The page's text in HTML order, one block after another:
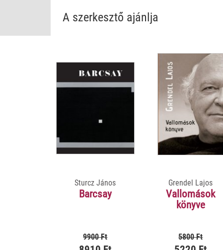
A szerkesztő ajánlja
Sturcz János
Barcsay
9900 Ft
Grendel Lajos
Vallomások
könyve
5800 Ft